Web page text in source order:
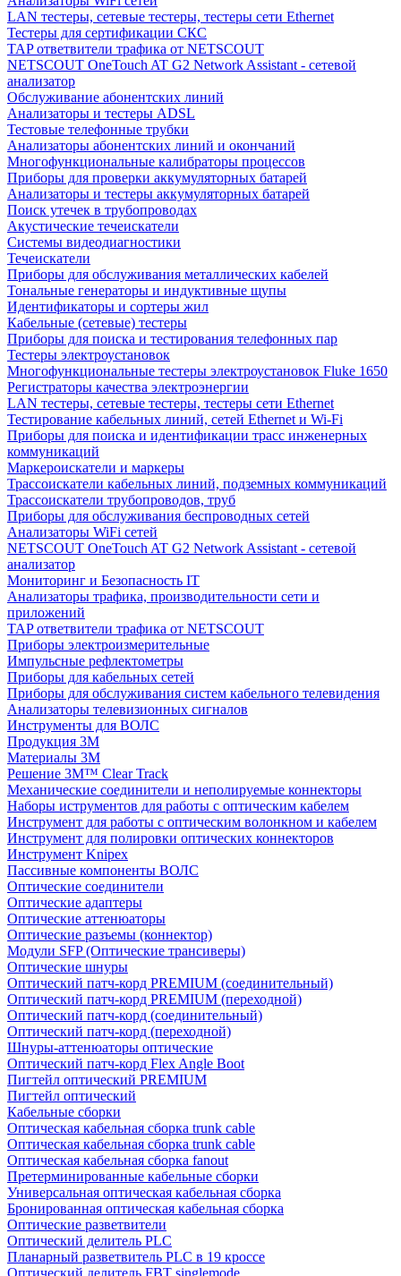
LAN тестеры, сетевые тестеры, тестеры сети Ethernet
Тестеры для сертификации СКС
TAP ответвители трафика от NETSCOUT
NETSCOUT OneTouch AT G2 Network Assistant - сетевой
анализатор
Обслуживание абонентских линий
Анализаторы и тестеры ADSL
Тестовые телефонные трубки
Анализаторы абонентских линий и окончаний
Многофункциональные калибраторы процессов
Приборы для проверки аккумуляторных батарей
Анализаторы и тестеры аккумуляторных батарей
Поиск утечек в трубопроводах
Акустические течеискатели
Системы видеодиагностики
Течеискатели
Приборы для обслуживания металлических кабелей
Тональные генераторы и индуктивные щупы
Идентификаторы и сортеры жил
Кабельные (сетевые) тестеры
Приборы для поиска и тестирования телефонных пар
Тестеры электроустановок
Многофункциональные тестеры электроустановок Fluke 1650
Регистраторы качества электроэнергии
LAN тестеры, сетевые тестеры, тестеры сети Ethernet
Тестирование кабельных линий, сетей Ethernet и Wi-Fi
Приборы для поиска и идентификации трасс инженерных
коммуникаций
Маркероискатели и маркеры
Трассоискатели кабельных линий, подземных коммуникаций
Трассоискатели трубопроводов, труб
Приборы для обслуживания беспроводных сетей
Анализаторы WiFi сетей
NETSCOUT OneTouch AT G2 Network Assistant - сетевой
анализатор
Мониторинг и Безопасность IT
Анализаторы трафика, производительности сети и
приложений
TAP ответвители трафика от NETSCOUT
Приборы электроизмерительные
Импульсные рефлектометры
Приборы для кабельных сетей
Приборы для обслуживания систем кабельного телевидения
Анализаторы телевизионных сигналов
Инструменты для ВОЛС
Продукция 3M
Материалы 3М
Решение 3M™ Clear Track
Механические соединители и неполируемые коннекторы
Наборы иструментов для работы с оптическим кабелем
Инструмент для работы с оптическим волонкном и кабелем
Инструмент для полировки оптических коннекторов
Инструмент Knipex
Пассивные компоненты ВОЛС
Оптические соединители
Оптические адаптеры
Оптические аттенюаторы
Оптические разъемы (коннектор)
Модули SFP (Оптические трансиверы)
Оптические шнуры
Оптический патч-корд PREMIUM (соединительный)
Оптический патч-корд PREMIUM (переходной)
Оптический патч-корд (соединительный)
Оптический патч-корд (переходной)
Шнуры-аттенюаторы оптические
Оптический патч-корд Flex Angle Boot
Пигтейл оптический PREMIUM
Пигтейл оптический
Кабельные сборки
Оптическая кабельная сборка trunk cable
Оптическая кабельная сборка trunk cable
Оптическая кабельная сборка fanout
Претерминированные кабельные сборки
Универсальная оптическая кабельная сборка
Бронированная оптическая кабельная сборка
Оптические разветвители
Оптический делитель PLC
Планарный разветвитель PLC в 19 кроссе
Оптический делитель FBT singlemode